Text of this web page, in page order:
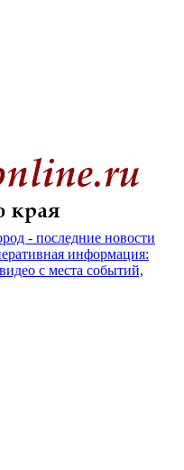
- последние новости
информация:
с места событий,